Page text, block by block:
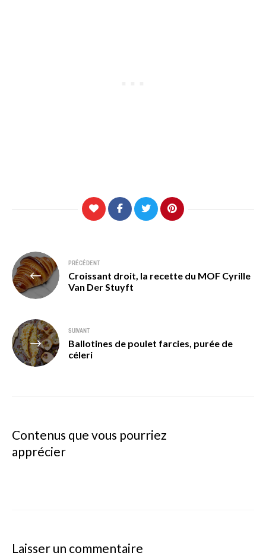
Navigation
de
l’article
PRÉCÉDENT
Croissant droit, la recette du MOF Cyrille
Van Der Stuyft
SUIVANT
Ballotines de poulet farcies, purée de
céleri
Contenus que vous pourriez
apprécier
Laisser un commentaire